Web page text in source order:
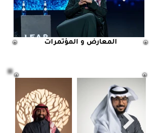
المعارض و المؤتمرات